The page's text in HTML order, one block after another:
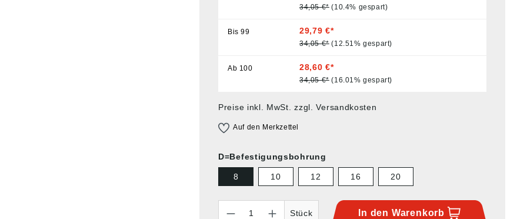
34,05 €* (10.4% gespart)
Bis99 29,79 €*
34,05 €* (12.51% gespart)
Ab 100 28,60 €*
34,05 €* (16.01% gespart)
Preise inkl. MwSt. zzgl. Versandkosten
Auf den Merkzettel
D=Befestigungsbohrung
8 10 12 16 20
Stück
In den Warenkorb